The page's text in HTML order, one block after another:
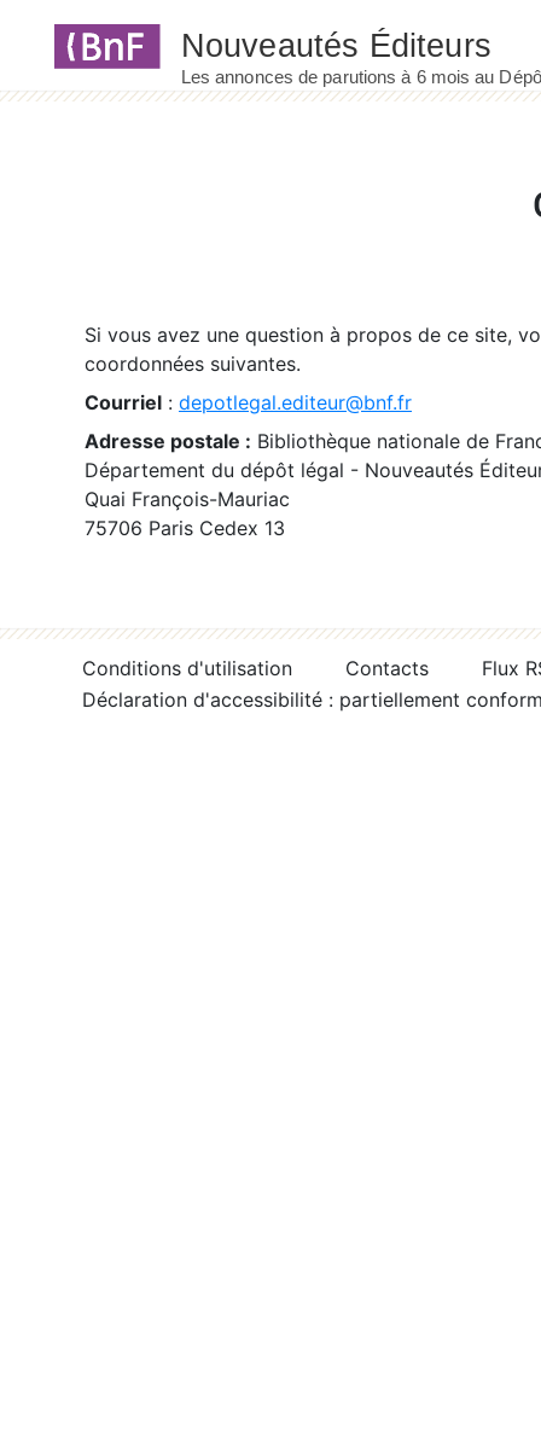
Si vous avez une question à propos de ce site,
coordonnées suivantes.
Courriel : depotlegal.editeur@bnf.fr
Adresse postale : Bibliothèque nationale de
Département du dépôt légal - Nouveautés
Quai François-Mauriac
75706 Paris Cedex 13
Conditions d'utilisation Contacts
Flux
Déclaration d'accessibilité : partiellement